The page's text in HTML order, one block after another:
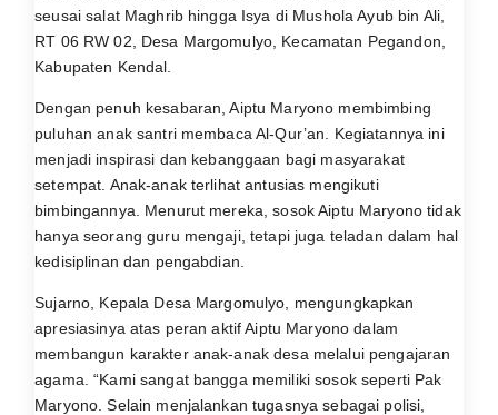
seusai salat Maghrib hingga Isya di Mushola Ayub bin Ali,
RT 06 RW 02, Desa Margomulyo, Kecamatan Pegandon,
Kabupaten Kendal.
Dengan penuh kesabaran, Aiptu Maryono membimbing
puluhan anak santri membaca Al-Qur’an. Kegiatannya ini
menjadi inspirasi dan kebanggaan bagi masyarakat
setempat. Anak-anak terlihat antusias mengikuti
bimbingannya. Menurut mereka, sosok Aiptu Maryono tidak
hanya seorang guru mengaji, tetapi juga teladan dalam hal
kedisiplinan dan pengabdian.
Sujarno, Kepala Desa Margomulyo, mengungkapkan
apresiasinya atas peran aktif Aiptu Maryono dalam
membangun karakter anak-anak desa melalui pengajaran
agama. “Kami sangat bangga memiliki sosok seperti Pak
Maryono. Selain menjalankan tugasnya sebagai polisi,